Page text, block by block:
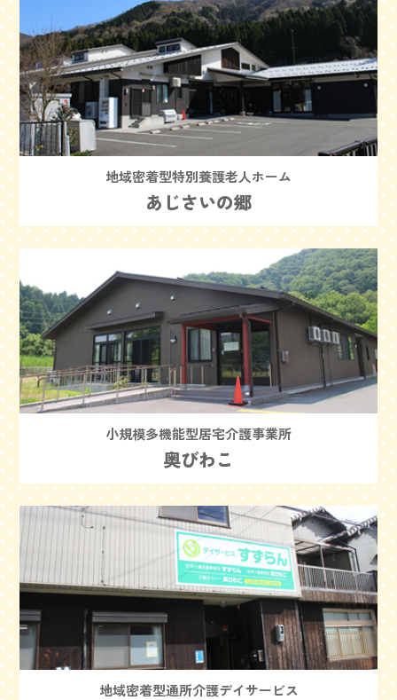
地域密着型特別養護老人ホーム
あじさいの郷
小規模多機能型居宅介護事業所
奥びわこ
地域密着型通所介護デイサービス